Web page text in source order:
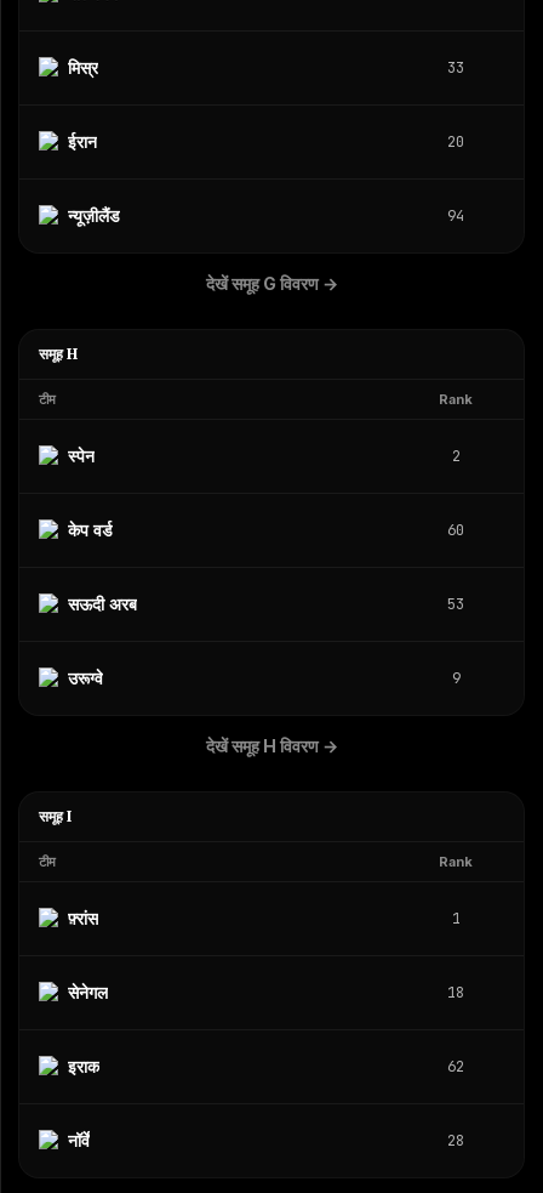
मिस्र 33
ईरान 20
न्यूज़ीलैंड 94
देखें समूह G विवरण→
समूह H
टीम Rank
स्पेन 2
केप वर्ड 60
सऊदी अरब 53
उरूग्वे 9
देखें समूह H विवरण→
समूह I
टीम Rank
फ़्रांस 1
सेनेगल 18
इराक 62
नॉर्वे 28